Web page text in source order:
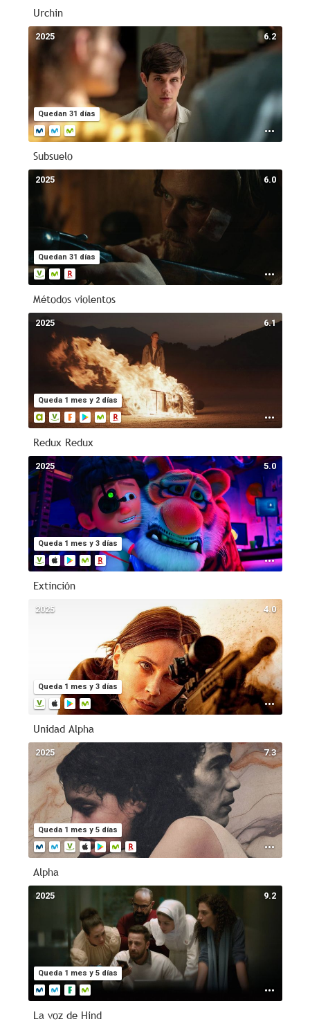
Urchin
6.2
Quedan 31 días
2025
Subsuelo
6.0
Quedan 31 días
2025
Métodos violentos
6.1
Queda 1 mes y 2 días
2025
Redux Redux
5.0
Queda 1 mes y 3 días
2025
Extinción
4.0
Queda 1 mes y 3 días
2025
Unidad Alpha
7.3
Queda 1 mes y 5 días
2025
Alpha
9.2
Queda 1 mes y 5 días
2025
La voz de Hind